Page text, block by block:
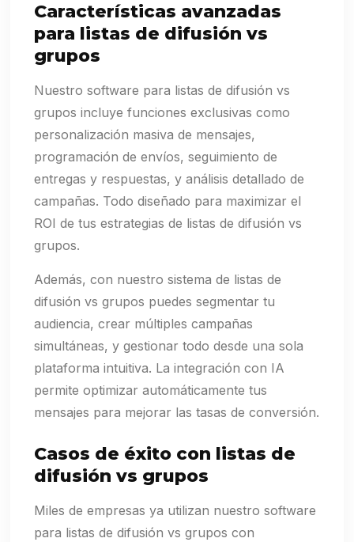
Características avanzadas
para listas de difusión vs
grupos
Nuestro software para listas de difusión vs
grupos incluye funciones exclusivas como
personalización masiva de mensajes,
programación de envíos, seguimiento de
entregas y respuestas, y análisis detallado de
campañas. Todo diseñado para maximizar el
ROI de tus estrategias de listas de difusión vs
grupos.
Además, con nuestro sistema de listas de
difusión vs grupos puedes segmentar tu
audiencia, crear múltiples campañas
simultáneas, y gestionar todo desde una sola
plataforma intuitiva. La integración con IA
permite optimizar automáticamente tus
mensajes para mejorar las tasas de conversión.
Casos de éxito con listas de
difusión vs grupos
Miles de empresas ya utilizan nuestro software
para listas de difusión vs grupos con